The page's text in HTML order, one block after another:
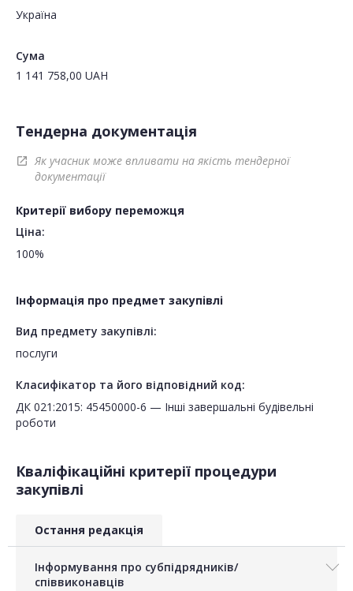
Україна
Сума
1 141 758,00 UAH
Тендерна документація
open_in_new
Як учасник може впливати на якість тендерної
документації
Критерії вибору переможця
Ціна:
100%
Інформація про предмет закупівлі
Вид предмету закупівлі:
послуги
Класифікатор та його відповідний код:
ДК 021:2015: 45450000-6 — Інші завершальні будівельні
роботи
Кваліфікаційні критерії процедури
закупівлі
Остання редакція
Інформування про субпідрядників/
співвиконавців